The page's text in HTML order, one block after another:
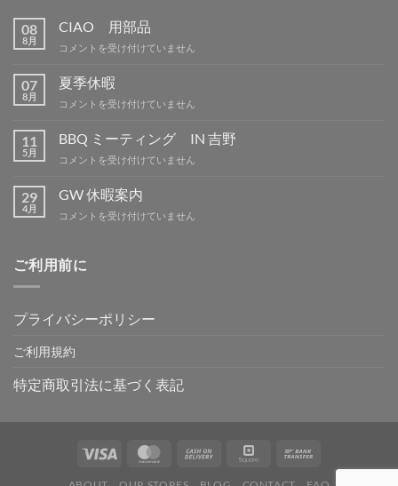
08
8月
CIAO 用部品
CIAO
部
品
は
コメントを受け付けていません
07
8月
夏季休暇
夏
休
暇
は
コメントを受け付けていません
11
5月
BBQ ミーティング IN 吉野
BBQ
ー
テ
ィ
IN
コメントを受け付けていません
29
4月
GW 休暇案内
GW
案
内
コメントを受け付けていません
ご利用前に
プライバシーポリシー
ご利用規約
特定商取引法に基づく表記